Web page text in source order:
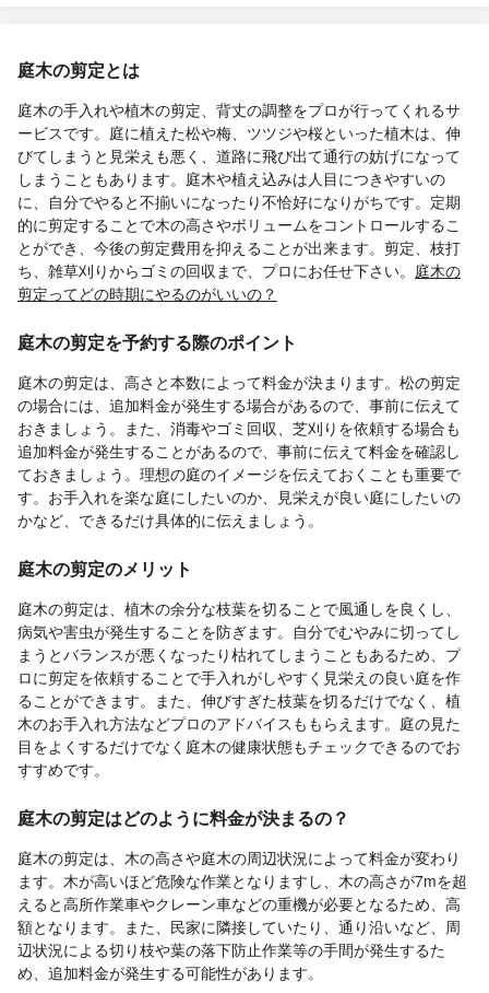
庭木の剪定とは
庭木の手入れや植木の剪定、背丈の調整をプロが行ってくれるサ
ービスです。庭に植えた松や梅、ツツジや桜といった植木は、伸
びてしまうと見栄えも悪く、道路に飛び出て通行の妨げになって
しまうこともあります。庭木や植え込みは人目につきやすいの
に、自分でやると不揃いになったり不恰好になりがちです。定期
的に剪定することで木の高さやボリュームをコントロールするこ
とができ、今後の剪定費用を抑えることが出来ます。剪定、枝打
ち、雑草刈りからゴミの回収まで、プロにお任せ下さい。 庭木の
剪定ってどの時期にやるのがいいの？
庭木の剪定を予約する際のポイント
庭木の剪定は、高さと本数によって料金が決まります。松の剪定
の場合には、追加料金が発生する場合があるので、事前に伝えて
おきましょう。また、消毒やゴミ回収、芝刈りを依頼する場合も
追加料金が発生することがあるので、事前に伝えて料金を確認し
ておきましょう。理想の庭のイメージを伝えておくことも重要で
す。お手入れを楽な庭にしたいのか、見栄えが良い庭にしたいの
かなど、できるだけ具体的に伝えましょう。
庭木の剪定のメリット
庭木の剪定は、植木の余分な枝葉を切ることで風通しを良くし、
病気や害虫が発生することを防ぎます。自分でむやみに切ってし
まうとバランスが悪くなったり枯れてしまうこともあるため、プ
ロに剪定を依頼することで手入れがしやすく見栄えの良い庭を作
ることができます。また、伸びすぎた枝葉を切るだけでなく、植
木のお手入れ方法などプロのアドバイスももらえます。庭の見た
目をよくするだけでなく庭木の健康状態もチェックできるのでお
すすめです。
庭木の剪定はどのように料金が決まるの？
庭木の剪定は、木の高さや庭木の周辺状況によって料金が変わり
ます。木が高いほど危険な作業となりますし、木の高さが7mを超
えると高所作業車やクレーン車などの重機が必要となるため、高
額となります。また、民家に隣接していたり、通り沿いなど、周
辺状況による切り枝や葉の落下防止作業等の手間が発生するた
め、追加料金が発生する可能性があります。